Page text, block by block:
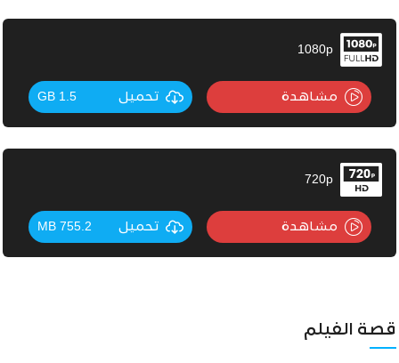
1080p
مشاهدة تحميل 1.5 GB
720p
مشاهدة تحميل 755.2 MB
قصة الفيلم